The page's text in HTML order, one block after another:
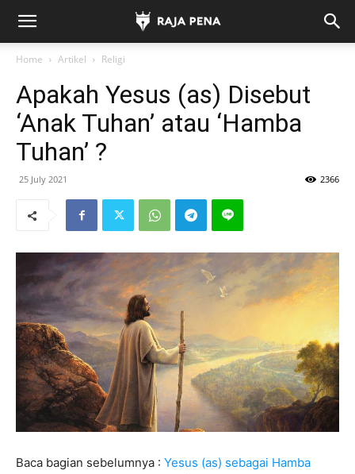
Home Artikel Religi
Apakah Yesus (as) Disebut
‘Anak Tuhan’ atau ‘Hamba
Tuhan’ ?
25 July 2021 2366
Baca bagian sebelumnya : Yesus (as) sebagai Hamba